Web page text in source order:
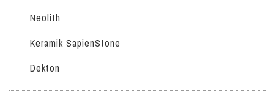
Neolith
Keramik SapienStone
Dekton